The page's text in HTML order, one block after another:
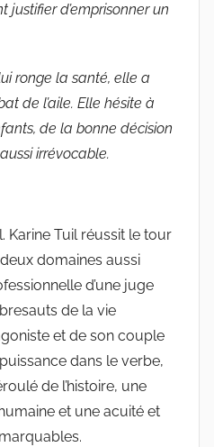
d’emprisonner un
ronge la santé, elle a
de l’aile. Elle hésite à
de la bonne décision
irrévocable.
Karine Tuil réussit le tour
domaines aussi
d’une juge
de la vie
et de son couple
dans le verbe,
de l’histoire, une
et une acuité et